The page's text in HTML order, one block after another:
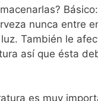
nunca entre
También le
así que ésta
es muy